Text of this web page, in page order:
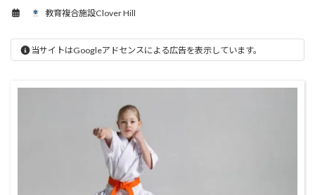
教育複合施設Clover Hill
当サイトはGoogleアドセンスによる広告を表示しています。